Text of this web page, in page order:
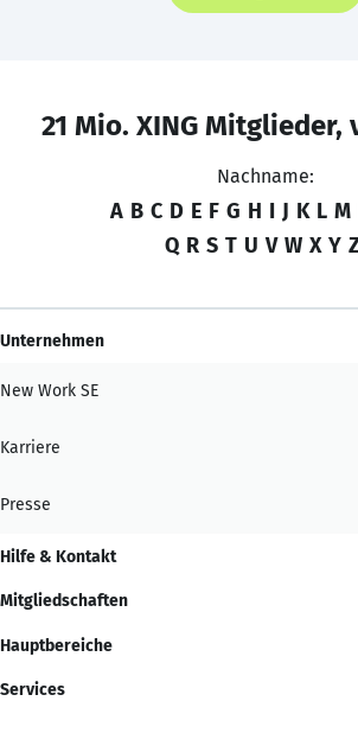
21 Mio. XING Mitglieder,
Nachname:
A B C D E F G H I J K L M
Q R S T U V W X Y
Unternehmen
New Work SE
Karriere
Presse
Hilfe & Kontakt
Mitgliedschaften
Hauptbereiche
Services